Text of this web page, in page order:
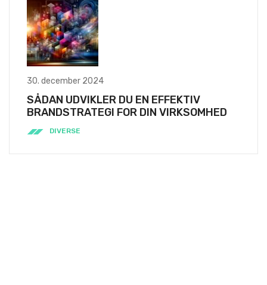
30. december 2024
SÅDAN UDVIKLER DU EN EFFEKTIV
BRANDSTRATEGI FOR DIN VIRKSOMHED
DIVERSE